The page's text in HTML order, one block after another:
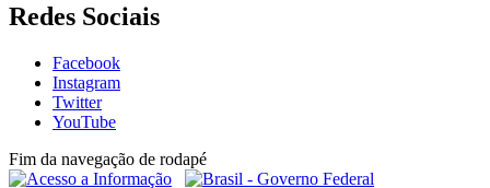
Redes Sociais
Facebook
Instagram
Twitter
YouTube
Fim da navegação de rodapé